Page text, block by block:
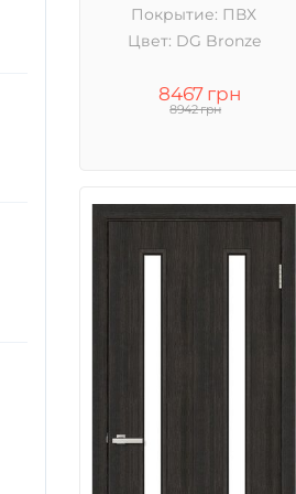
Покрытие: ПВХ
Цвет: DG Bronze
8467 грн
8942 грн